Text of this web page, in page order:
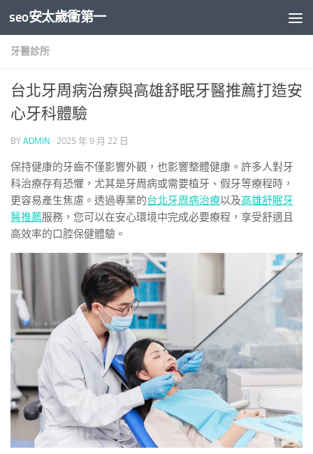
Skip to content
seo安太歲衝第一
牙醫診所
台北牙周病治療與高雄舒眠牙醫推薦打造安
心牙科體驗
BY ADMIN · 2025 年 9 月 22 日
保持健康的牙齒不僅影響外觀，也影響整體健康。許多人對牙
科治療存有恐懼，尤其是牙周病或需要植牙、假牙等療程時，
更容易產生焦慮。透過專業的台北牙周病治療以及高雄舒眠牙
醫推薦服務，您可以在安心環境中完成必要療程，享受舒適且
高效率的口腔保健體驗。